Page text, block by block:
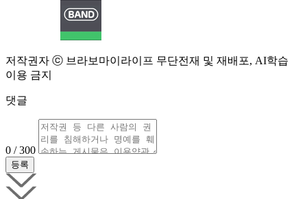
저작권자 ⓒ 브라보마이라이프 무단전재 및 재배포, AI학습
이용 금지
댓글
0 / 300